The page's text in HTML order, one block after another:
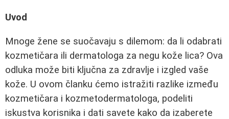
Uvod
Mnoge žene se suočavaju s dilemom: da li odabrati
kozmetičara ili dermatologa za negu kože lica? Ova
odluka može biti ključna za zdravlje i izgled vaše
kože. U ovom članku ćemo istražiti razlike između
kozmetičara i kozmetodermatologa, podeliti
iskustva korisnika i dati savete kako da izaberete